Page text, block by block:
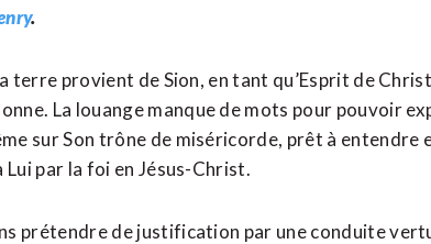
.
terre provient de Sion, en tant qu’Esprit de
La louange manque de mots pour pouvoir
sur Son trône de miséricorde, prêt à entendre
par la foi en Jésus-Christ.
prétendre de justification par une conduite